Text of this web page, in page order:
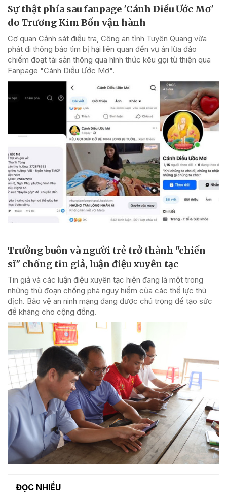
Sự thật phía sau fanpage 'Cánh Diều Ước Mơ'
do Trương Kim Bốn vận hành
Cơ quan Cảnh sát điều tra, Công an tỉnh Tuyên Quang vừa
phát đi thông báo tìm bị hại liên quan đến vụ án lừa đảo
chiếm đoạt tài sản thông qua hình thức kêu gọi từ thiện qua
Fanpage "Cánh Diều Ước Mơ".
Trưởng buôn và người trẻ trở thành "chiến
sĩ" chống tin giả, luận điệu xuyên tạc
Tin giả và các luận điệu xuyên tạc hiện đang là một trong
những thủ đoạn chống phá nguy hiểm của các thế lực thù
địch. Bảo vệ an ninh mạng đang được chú trọng để tạo sức
đề kháng cho cộng đồng.
ĐỌC NHIỀU